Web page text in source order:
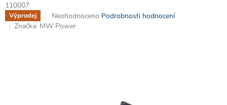
110007
Výprodej
Průměrné
hodnocení
Neohodnoceno Podrobnosti hodnocení
Značka: MW Power